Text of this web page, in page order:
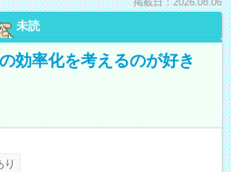
未読
効率化を考えるのが好き
り